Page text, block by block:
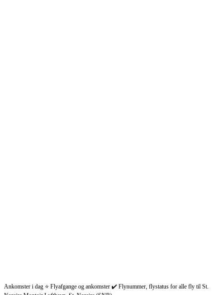
Ankomster i dag ⭐ Flyafgange og ankomster ✔️ Flynummer, flystatus for alle fly til St.